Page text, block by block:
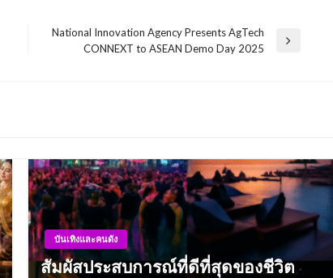
National Innovation Agency Presents AgTech
CONNEXT to ASEAN Demo Day 2025
บันเทิงและคนดัง
สัมผัสประสบการณ์ที่ดีที่สุดของชีวิต